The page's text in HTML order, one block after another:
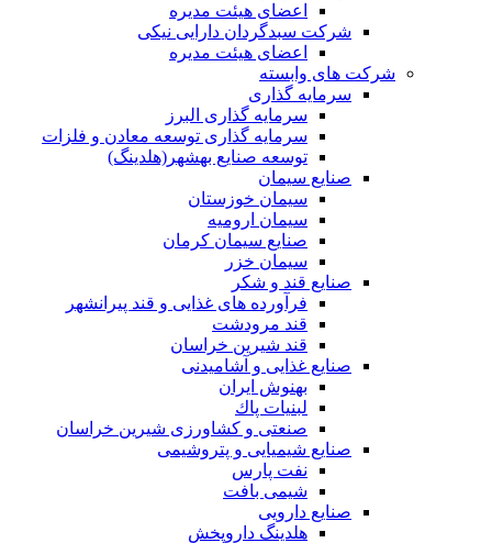
اعضای هیئت مدیره
شرکت سبدگردان دارایی نیکی
اعضای هیئت مدیره
شرکت های وابسته
سرمایه گذاری
سرمایه گذاری البرز
سرمایه گذاری توسعه معادن و فلزات
توسعه‌ صنایع‌ بهشهر(هلدینگ)
صنایع سیمان
سیمان خوزستان
سیمان ارومیه
صنایع سیمان کرمان
سیمان خزر
صنایع قند و شکر
فرآورده های غذایی و قند پیرانشهر
قند مرودشت
قند شیرین خراسان
صنایع غذايی و آشاميدنی
بهنوش ایران
لبنيات پاك
صنعتی و کشاورزی شیرین خراسان
صنایع شیمیایی و پتروشیمی
نفت پارس
شیمی بافت
صنایع دارویی
هلدینگ داروپخش